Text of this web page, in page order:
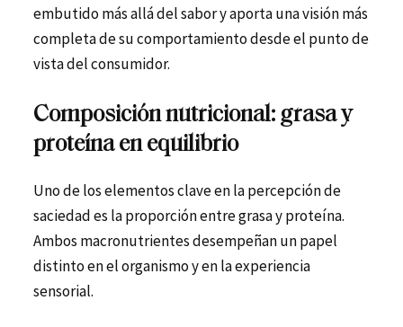
embutido más allá del sabor y aporta una visión más
completa de su comportamiento desde el punto de
vista del consumidor.
Composición nutricional: grasa y
proteína en equilibrio
Uno de los elementos clave en la percepción de
saciedad es la proporción entre grasa y proteína.
Ambos macronutrientes desempeñan un papel
distinto en el organismo y en la experiencia
sensorial.